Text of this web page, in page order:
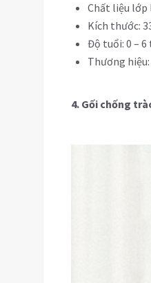
Chất liệu lớp
Kích thước:
Độ tuổi: 0 –
Thương
4. Gối chống